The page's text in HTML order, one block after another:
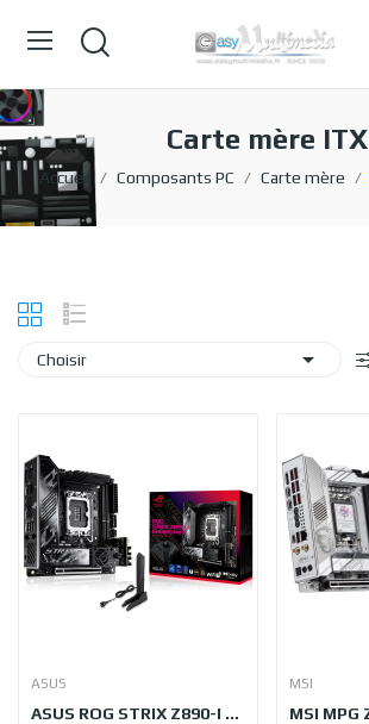
Carte mère ITX
Accueil Composants PC Carte mère
Choisir 
ASUS
ASUS ROG STRIX Z890-I GAMING WIFI
MSI